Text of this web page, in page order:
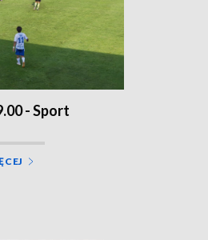
- Sport